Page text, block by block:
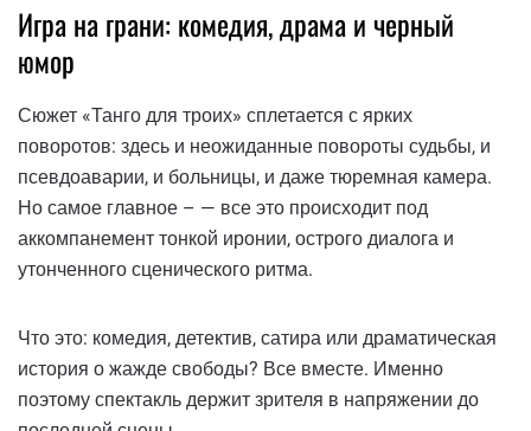
Игра на грани: комедия, драма и черный
юмор
Сюжет «Танго для троих» сплетается с ярких
поворотов: здесь и неожиданные повороты судьбы, и
псевдоаварии, и больницы, и даже тюремная камера.
Но самое главное – — все это происходит под
аккомпанемент тонкой иронии, острого диалога и
утонченного сценического ритма.
Что это: комедия, детектив, сатира или драматическая
история о жажде свободы? Все вместе. Именно
поэтому спектакль держит зрителя в напряжении до